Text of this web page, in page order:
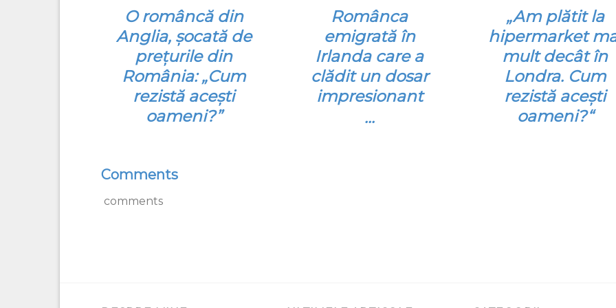
O româncă din
Anglia, şocată de
prețurile din
România: „Cum
rezistă aceşti
oameni?”
Românca
emigrată în
Irlanda care a
clădit un dosar
impresionant
…
„Am plătit la
hipermarket
mult decât în
Londra. Cum
rezistă aceşti
oameni?“
Comments
comments